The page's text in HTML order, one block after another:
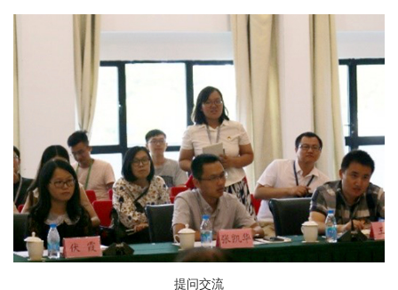
提问交流